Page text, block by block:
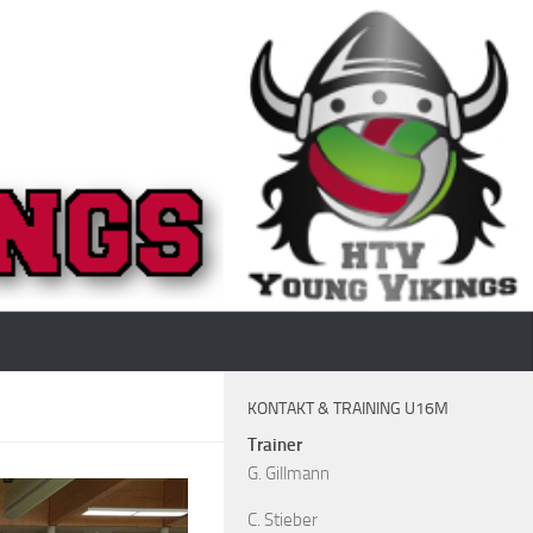
KONTAKT & TRAINING U16M
Trainer
G. Gillmann
C. Stieber